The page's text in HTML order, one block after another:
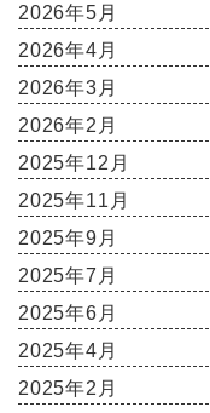
2026年5月
2026年4月
2026年3月
2026年2月
2025年12月
2025年11月
2025年9月
2025年7月
2025年6月
2025年4月
2025年2月